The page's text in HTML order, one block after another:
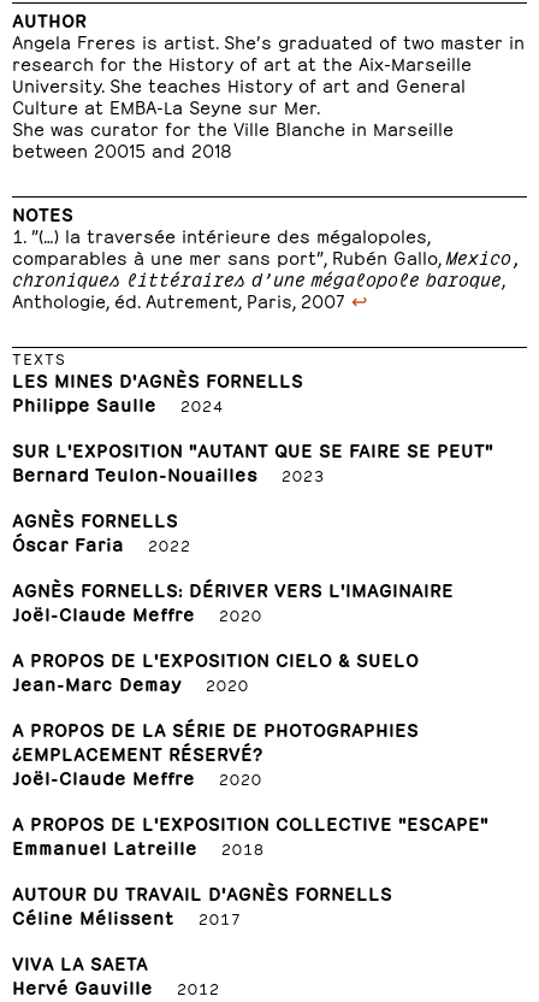
AUTHOR
Angela Freres is artist. She’s graduated of two master in
research for the History of art at the Aix-Marseille
University. She teaches History of art and General
Culture at EMBA-La Seyne sur Mer.
She was curator for the Ville Blanche in Marseille
between 20015 and 2018
NOTES
”(…) la traversée intérieure des mégalopoles,
comparables à une mer sans port”, Rubén Gallo, Mexico,
chroniques littéraires d’une mégalopole baroque
Anthologie, éd. Autrement, Paris, 2007 ↩
TEXTS
LES MINES D'AGNÈS FORNELLS
Philippe Saulle
2024
SUR L'EXPOSITION "AUTANT QUE SE FAIRE SE PEUT"
Bernard Teulon-Nouailles
2023
AGNÈS FORNELLS
Óscar Faria
2022
AGNÈS FORNELLS: DÉRIVER VERS L'IMAGINAIRE
Joël-Claude Meffre
2020
A PROPOS DE L'EXPOSITION CIELO & SUELO
Jean-Marc Demay
2020
A PROPOS DE LA SÉRIE DE PHOTOGRAPHIES
¿EMPLACEMENT RÉSERVÉ?
Joël-Claude Meffre
2020
A PROPOS DE L'EXPOSITION COLLECTIVE "ESCAPE"
Emmanuel Latreille
2018
AUTOUR DU TRAVAIL D'AGNÈS FORNELLS
Céline Mélissent
2017
VIVA LA SAETA
Hervé Gauville
2012